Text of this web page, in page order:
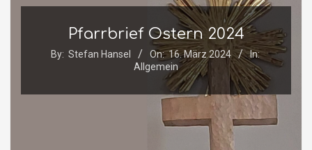
Pfarrbrief Ostern 2024
By: Stefan Hansel On: 16. März 2024
In:
Allgemein